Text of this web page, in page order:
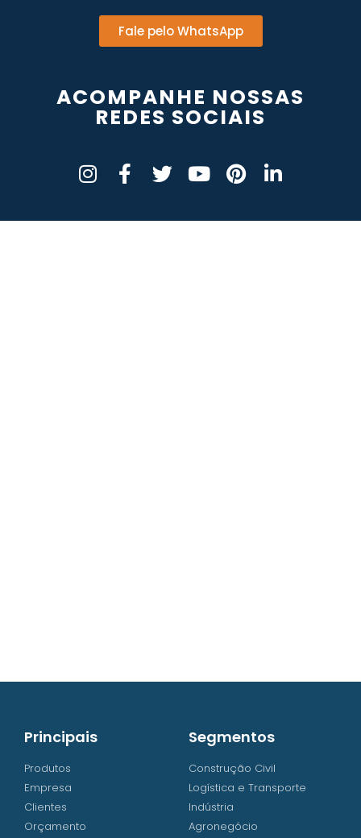
Fale pelo WhatsApp
ACOMPANHE NOSSAS
REDES SOCIAIS
Principais
Produtos
Empresa
Clientes
Orçamento
Segmentos
Construção Civil
Logística e Transporte
Indústria
Agronegócio